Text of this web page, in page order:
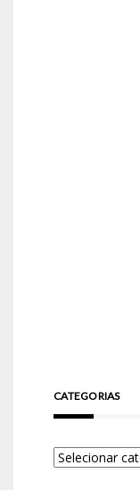
CATEGORIAS